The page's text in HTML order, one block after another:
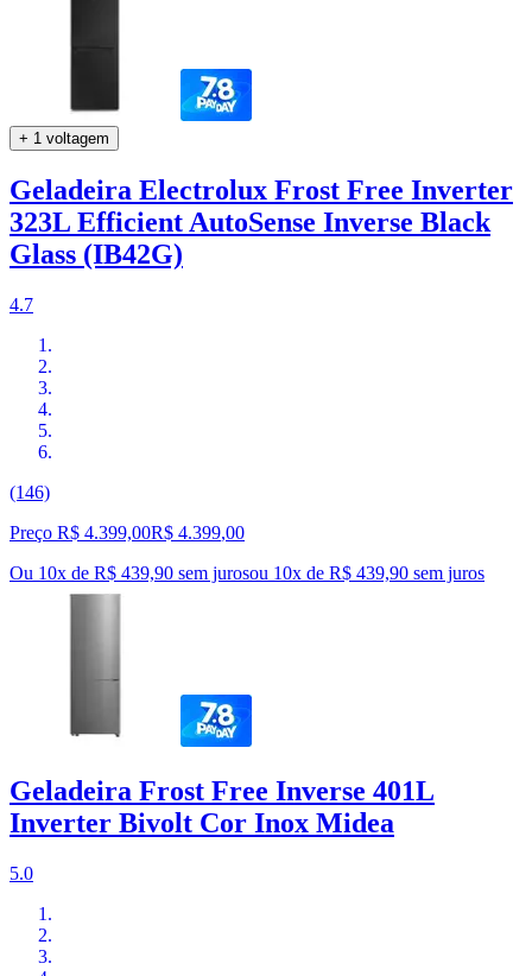
+ 1 voltagem
Geladeira Electrolux Frost Free Inverter
323L Efficient AutoSense Inverse Black
Glass (IB42G)
4.7
(146)
Preço R$ 4.399,00R$ 4.399,00
Ou 10x de R$ 439,90 sem jurosou 10x de R$ 439,90 sem juros
Geladeira Frost Free Inverse 401L
Inverter Bivolt Cor Inox Midea
5.0